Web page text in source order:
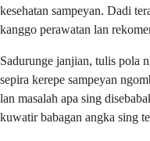
kesehatan sampeyan. Dadi
kanggo perawatan lan
Sadurunge janjian, tulis pola
sepira kerepe sampeyan
lan masalah apa sing
kuwatir babagan angka sing